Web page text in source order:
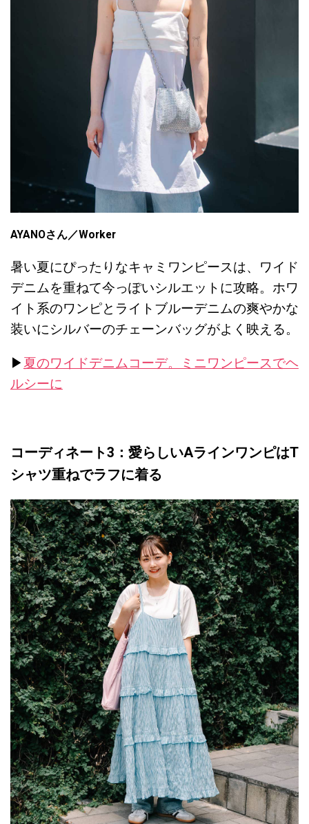
AYANOさん／Worker
暑い夏にぴったりなキャミワンピースは、ワイド
デニムを重ねて今っぽいシルエットに攻略。ホワ
イト系のワンピとライトブルーデニムの爽やかな
装いにシルバーのチェーンバッグがよく映える。
▶︎夏のワイドデニムコーデ。ミニワンピースでヘ
ルシーに
コーディネート3：愛らしいAラインワンピはT
シャツ重ねでラフに着る